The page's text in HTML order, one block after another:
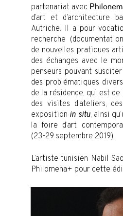
partenariat avec
d’art et d’architecture
Autriche. Il a pour
recherche
de nouvelles pratiques
des échanges avec le
penseurs pouvant
des problématiques
de la résidence, qui est de
des visites d’ateliers,
exposition in situ, ainsi
la foire d’art
(23-29 septembre 2019).
L’artiste tunisien Nabil
Philomena+ pour cette